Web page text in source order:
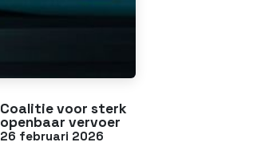
Coalitie voor sterk
openbaar vervoer
26 februari 2026